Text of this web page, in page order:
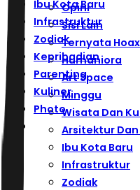
Ibu Kota Baru
Infrastruktur
Zodiak
Kepribadian
Parenting
Kuliner
Photo
Opini
Sisi Lain
Ternyata Hoax
Humaniora
Art Space
Minggu
Wisata Dan
Arsitektur Dan
Ibu Kota Baru
Infrastruktur
Zodiak